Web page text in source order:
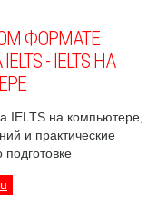
ФОРМАТЕ
- IELTS НА
IELTS на компьютере,
и практические